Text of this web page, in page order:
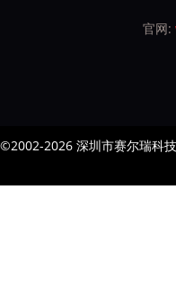
官网:
©2002-2026 深圳市赛尔瑞科